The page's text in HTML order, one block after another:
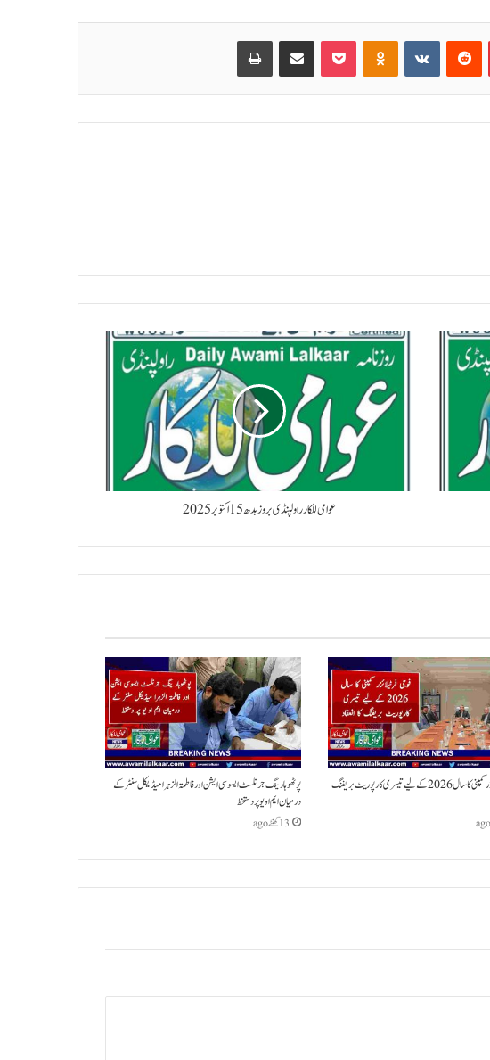
Pinterest
Reddit
VKontakte
Odnoklassniki
Pocket
Share via Email
Print
عوامی للکار راولپنڈی بروز بدھ 15 اکتوبر 2025
فوجی فرٹیلائزر کمپنی کا سال 2026 کے لیے تیسری کارپوریٹ بریفنگ
پوٹھوہار ینگ جرنلسٹ ایسوسی ایشن اور فاطمتہ الزہرا میڈیکل سنٹر کے
درمیان ایم او یو پر دستخط
13 گھنٹے ago